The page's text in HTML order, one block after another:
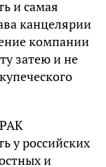
и самая
канцелярии
компании
затею и не
у российских
и